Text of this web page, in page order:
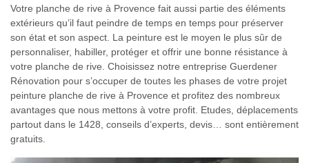
Votre planche de rive à Provence fait aussi partie des éléments
extérieurs qu’il faut peindre de temps en temps pour préserver
son état et son aspect. La peinture est le moyen le plus sûr de
personnaliser, habiller, protéger et offrir une bonne résistance à
votre planche de rive. Choisissez notre entreprise Guerdener
Rénovation pour s’occuper de toutes les phases de votre projet
peinture planche de rive à Provence et profitez des nombreux
avantages que nous mettons à votre profit. Etudes, déplacements
partout dans le 1428, conseils d’experts, devis… sont entièrement
gratuits.